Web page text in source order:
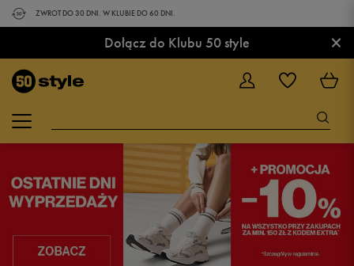
ZWROT DO 30 DNI. W KLUBIE DO 60 DNI.
Dołącz do Klubu 50 style ×